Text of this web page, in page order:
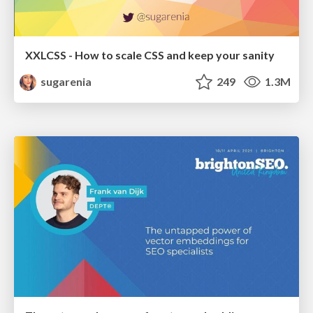
XXLCSS - How to scale CSS and keep your sanity
sugarenia
249 1.3M